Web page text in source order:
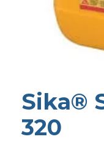
Sika®
320